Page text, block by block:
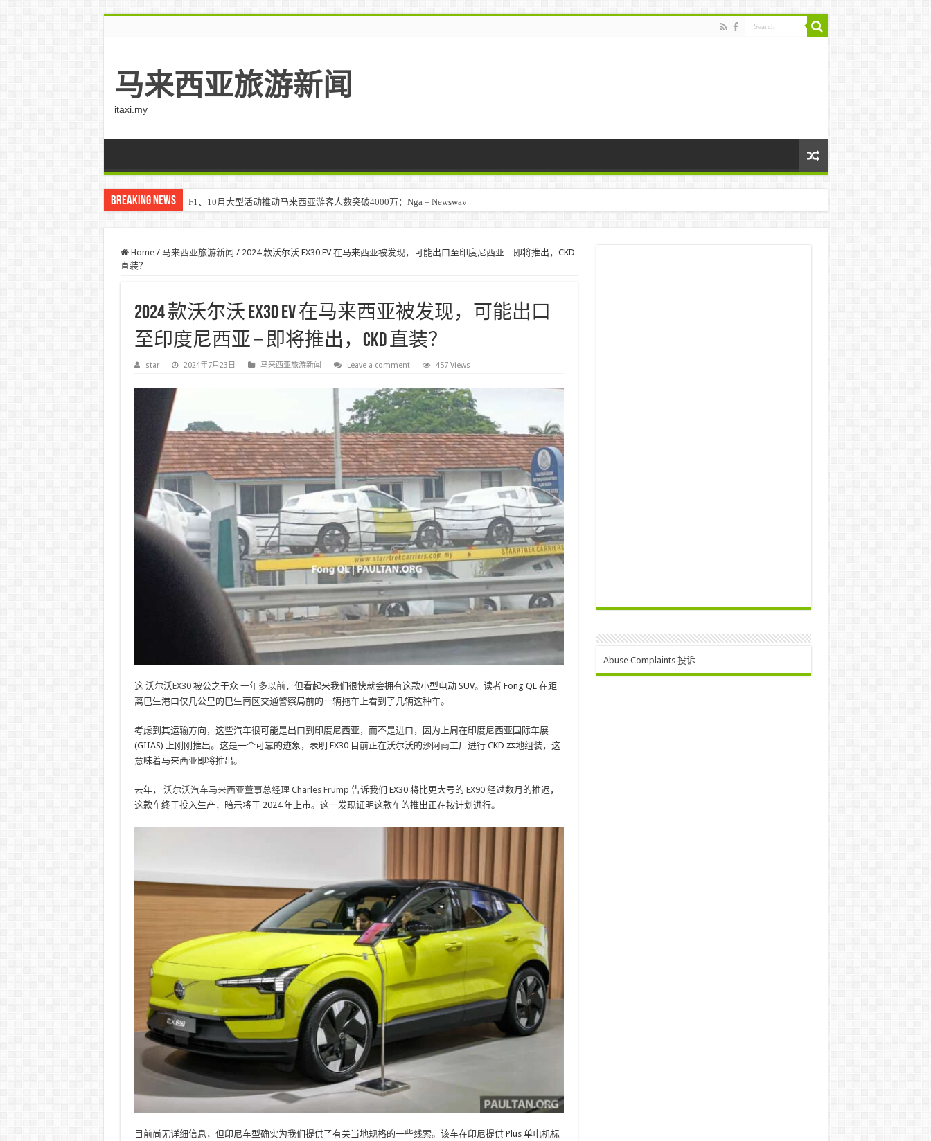
马来西亚旅游新闻
itaxi.my
Breaking News Klook客路将印度和中东创作者聚集在马来西亚 – TravelBiz Monitor
Home / 马来西亚旅游新闻 / 2024 款沃尔沃 EX30 EV 在马来西亚被发现，可能出口至印度尼西亚 – 即将推出，CKD
直装？
2024 款沃尔沃 EX30 EV 在马来西亚被发现，可能出口
至印度尼西亚 – 即将推出，CKD 直装？
star 2024年7月23日 马来西亚旅游新闻 Leave a comment 457 Views
这 沃尔沃EX30被公之于众 一年多以前，但看起来我们很快就会拥有这款小型电动 SUV。读者 Fong QL 在距
离巴生港口仅几公里的巴生南区交通警察局前的一辆拖车上看到了几辆这种车。
考虑到其运输方向，这些汽车很可能是出口到印度尼西亚，而不是进口，因为上周在印度尼西亚国际车展
(GIIAS) 上刚刚推出。这是一个可靠的迹象，表明 EX30 目前正在沃尔沃的沙阿南工厂进行 CKD 本地组装，这
意味着马来西亚即将推出。
去年， 沃尔沃汽车马来西亚董事总经理 Charles Frump 告诉我们 EX30 将比更大号的 EX90经过数月的推迟，
这款车终于投入生产，暗示将于 2024 年上市。这一发现证明这款车的推出正在按计划进行。
目前尚无详细信息，但印尼车型确实为我们提供了有关当地规格的一些线索。该车在印尼提供 Plus 单电机标
Abuse Complaints 投诉